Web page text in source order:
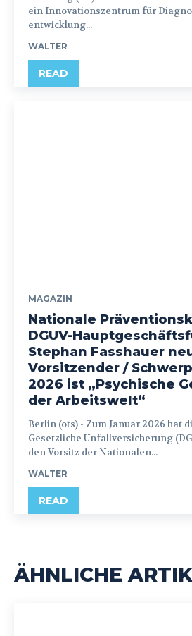
ein Innovationszentrum für
entwicklung...
WALTER
READ
MAGAZIN
Nationale
DGUV-
Stephan Fasshauer
Vorsitzender /
2026 ist „Psychische
der Arbeitswelt“
Berlin (ots) - Zum Januar 2026 hat die Deutsche
Gesetzliche Unfallversicherung
den Vorsitz der Nationalen...
WALTER
READ
ÄHNLICHE